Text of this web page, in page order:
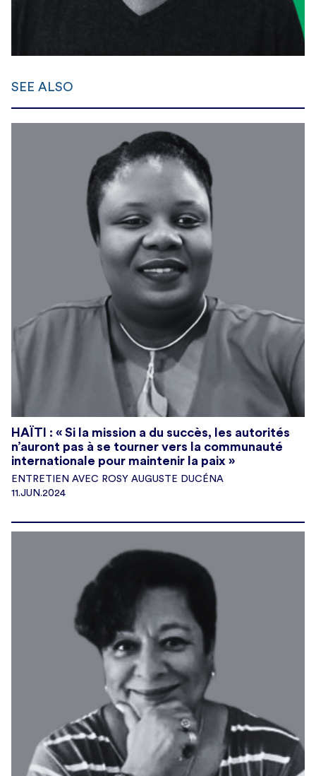
SEE ALSO
HAÏTI : « Si la mission a du succès, les autorités
n’auront pas à se tourner vers la communauté
internationale pour maintenir la paix »
ENTRETIEN AVEC ROSY AUGUSTE DUCÉNA
11.JUN.2024